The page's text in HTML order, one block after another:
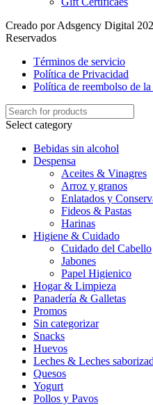
Creado por Adsgency Digital
Reservados
Términos de servicio
Política de Privacidad
Política de reembolso de la
Select category
Bebidas sin alcohol
Despensa
Aceites & Vinagres
Arroz y granos
Enlatados y
Fideos & Pastas
Harinas
Higiene & Cuidado
Cuidado del Cabello
Jabones
Papel Higienico
Hogar & Limpieza
Panadería & Galletas
Promos
Sin categorizar
Snacks
Huevos
Leches & Leches
Quesos
Yogurt
Pollos y Pavos